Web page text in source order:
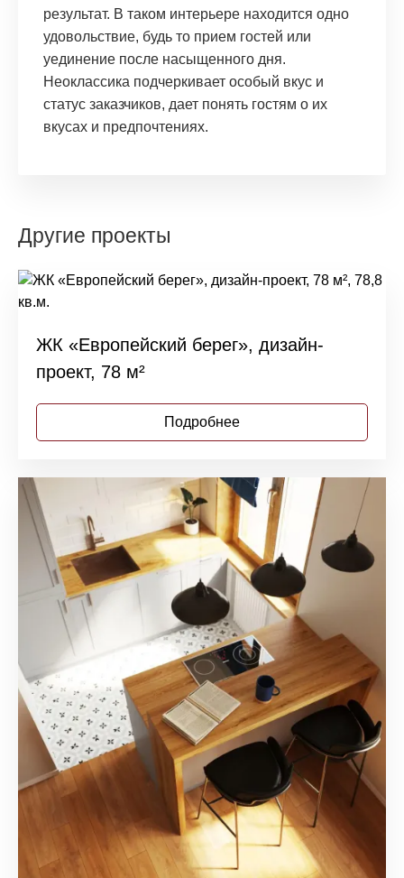
результат. В таком интерьере находится одно
удовольствие, будь то прием гостей или
уединение после насыщенного дня.
Неоклассика подчеркивает особый вкус и
статус заказчиков, дает понять гостям о их
вкусах и предпочтениях.
Другие проекты
ЖК «Европейский берег», дизайн-
проект, 78 м²
Подробнее